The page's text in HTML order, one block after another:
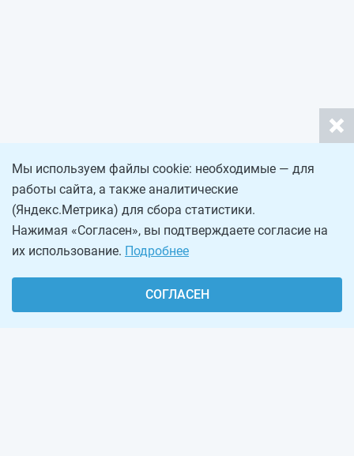
Мы используем файлы cookie: необходимые — для
работы сайта, а также аналитические
(Яндекс.Метрика) для сбора статистики.
Нажимая «Согласен», вы подтверждаете согласие на
их использование. Подробнее
СОГЛАСЕН